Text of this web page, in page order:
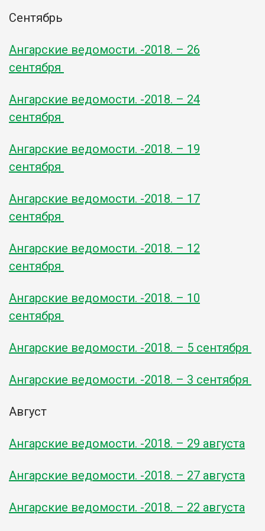
Сентябрь
Ангарские ведомости. -2018. – 26
сентября
Ангарские ведомости. -2018. – 24
сентября
Ангарские ведомости. -2018. – 19
сентября
Ангарские ведомости. -2018. – 17
сентября
Ангарские ведомости. -2018. – 12
сентября
Ангарские ведомости. -2018. – 10
сентября
Ангарские ведомости. -2018. – 5 сентября
Ангарские ведомости. -2018. – 3 сентября
Август
Ангарские ведомости. -2018. – 29 августа
Ангарские ведомости. -2018. – 27 августа
Ангарские ведомости. -2018. – 22 августа